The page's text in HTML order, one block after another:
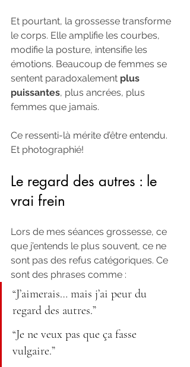
Et pourtant, la grossesse transforme
le corps. Elle amplifie les courbes,
modifie la posture, intensifie les
émotions. Beaucoup de femmes se
sentent paradoxalement plus
puissantes, plus ancrées, plus
femmes que jamais.
Ce ressenti-là mérite d’être entendu.
Et photographié!
Le regard des autres : le
vrai frein
Lors de mes séances grossesse, ce
que j’entends le plus souvent, ce ne
sont pas des refus catégoriques. Ce
sont des phrases comme :
“J’aimerais… mais j’ai peur du
regard des autres.”
“Je ne veux pas que ça fasse
vulgaire.”